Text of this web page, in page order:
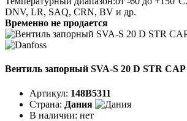
DNV, LR, SAQ, CRN, BV и др.
Временно не продается
Вентиль запорный SVA-S 20 D STR CAP
Артикул: 148B5311
Страна: Дания
В наличии: нет